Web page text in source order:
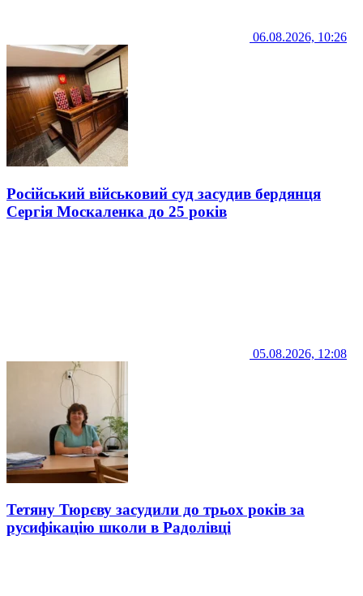
06.08.2026, 10:26
Російський військовий суд засудив бердянця
Сергія Москаленка до 25 років
05.08.2026, 12:08
Тетяну Тюрєву засудили до трьох років за
русифікацію школи в Радолівці